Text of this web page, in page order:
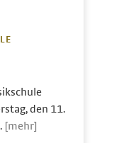
den 11.
[mehr]